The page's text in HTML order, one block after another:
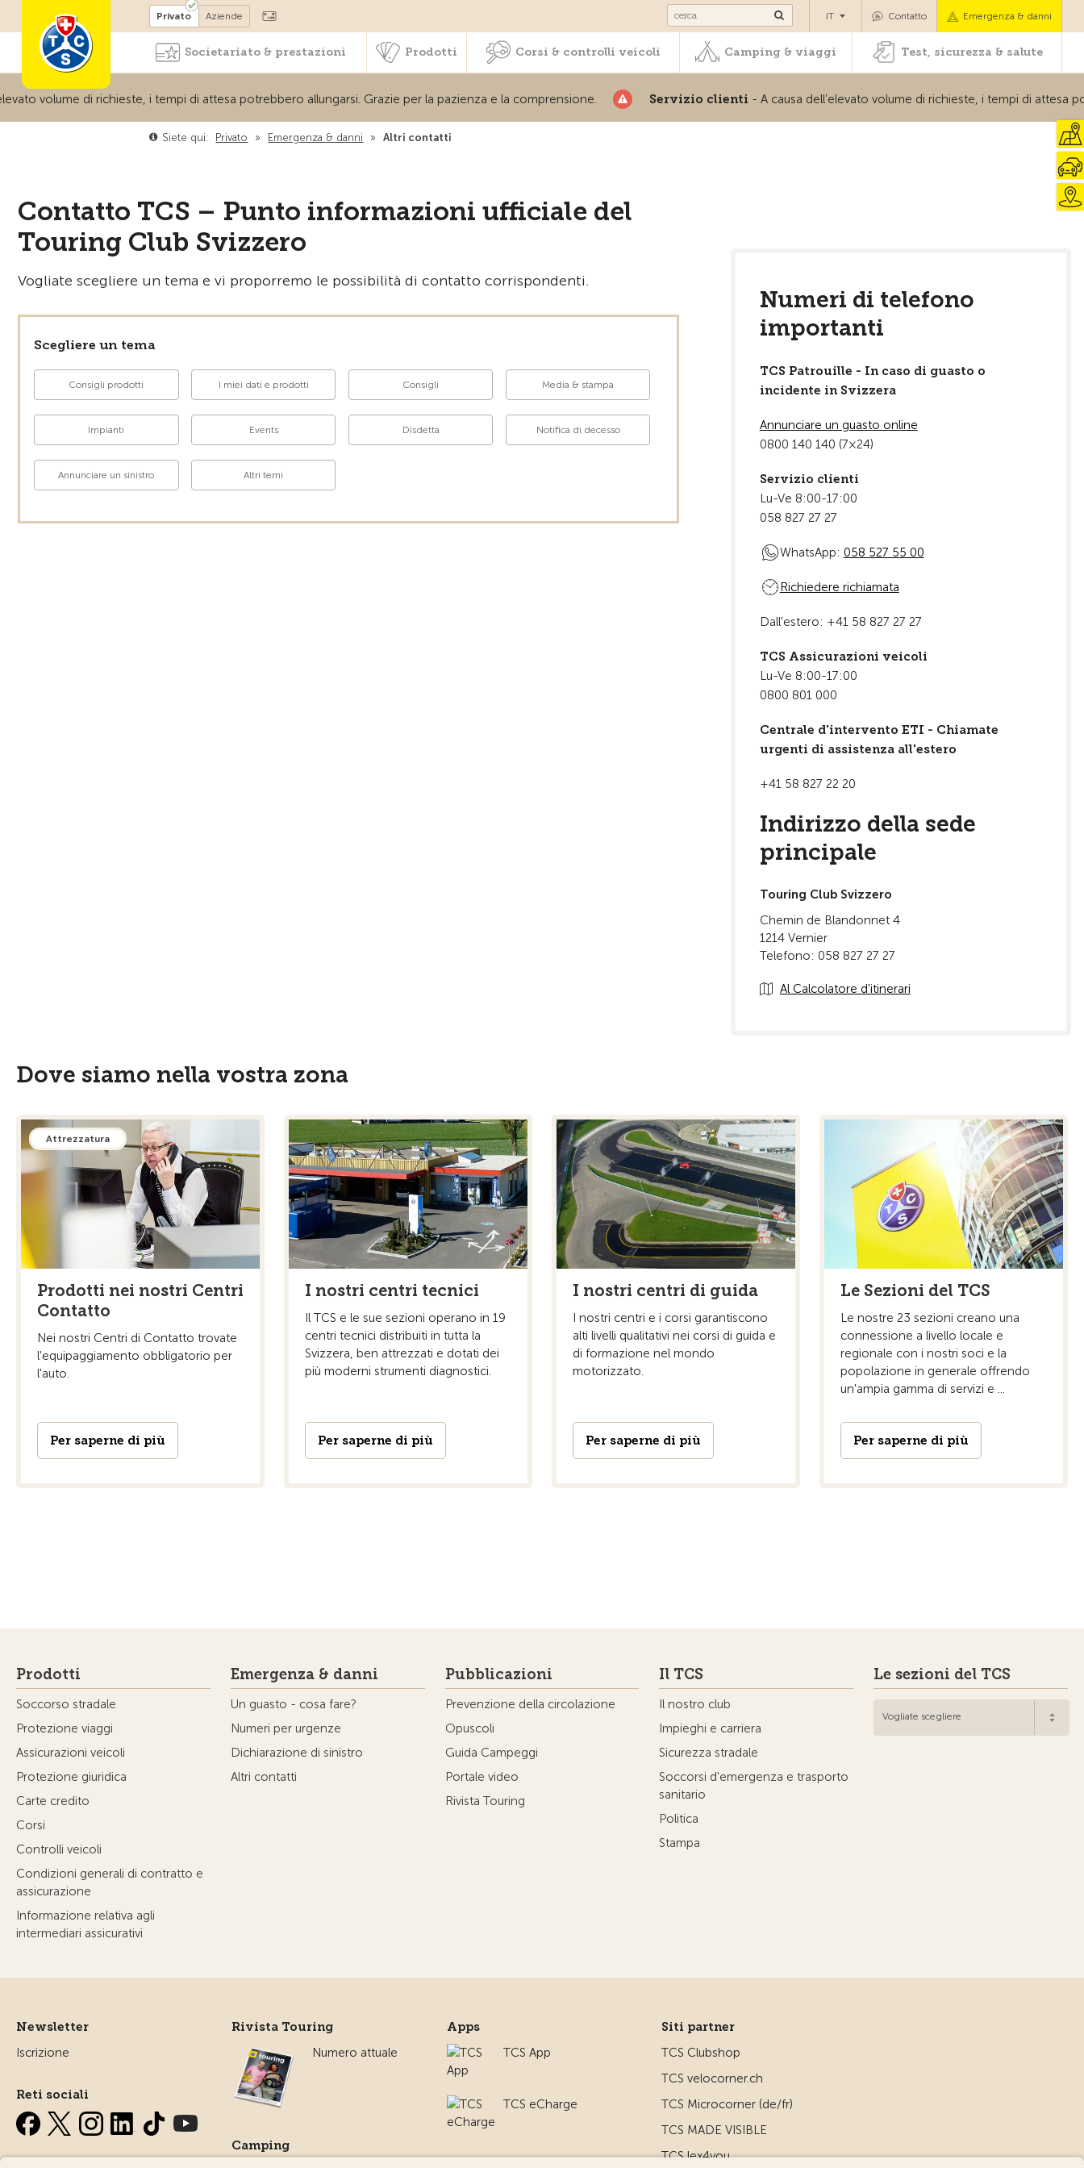
Diventare socio Corsi & controlli veicoli Camping & viaggi Test, sicurezza & salute
Privato Aziende Contatto Emergenza & danni
IT
Societariato & prestazioni Prodotti Corsi & controlli veicoli Camping & viaggi Test, sicurezza & salute
volume di richieste, i tempi di attesa potrebbero allungarsi. Grazie per la pazienza e la comprensione. Servizio clienti- A causa dell’elevato volume di richieste, i tempi di attesa
Siete qui: Privato » Emergenza & danni » Altri contatti
Contatto TCS – Punto informazioni ufficiale del
Touring Club Svizzero
Vogliate scegliere un tema e vi proporremo le possibilità di contatto corrispondenti.
Scegliere un tema
Consigli prodotti I miei dati e prodotti Consigli Media & stampa
Impianti Events Disdetta Notifica di decesso
Annunciare un sinistro Altri temi
Numeri di telefono
importanti
TCS Patrouille - In caso di guasto o
incidente in Svizzera
Annunciare un guasto online
0800 140 140 (7×24)
Servizio clienti
Lu-Ve 8:00-17:00
058 827 27 27
WhatsApp: 058 527 55 00
Richiedere richiamata
Dall'estero: +41 58 827 27 27
TCS Assicurazioni veicoli
Lu-Ve 8:00-17:00
0800 801 000
Centrale d'intervento ETI - Chiamate
urgenti di assistenza all'estero
+41 58 827 22 20
Indirizzo della sede
principale
Touring Club Svizzero
Chemin de Blandonnet 4
1214 Vernier
Telefono: 058 827 27 27
Al Calcolatore d'itinerari
Dove siamo nella vostra zona
Attrezzatura
Prodotti nei nostri Centri
Contatto
Nei nostri Centri di Contatto trovate
l'equipaggiamento obbligatorio per
l'auto.
Per saperne di più
I nostri centri tecnici
Il TCS e le sue sezioni operano in 19
centri tecnici distribuiti in tutta la
Svizzera, ben attrezzati e dotati dei
più moderni strumenti diagnostici.
Per saperne di più
I nostri centri di guida
I nostri centri e i corsi garantiscono
alti livelli qualitativi nei corsi di guida e
di formazione nel mondo
motorizzato.
Per saperne di più
Le Sezioni del TCS
Le nostre 23 sezioni creano una
connessione a livello locale e
regionale con i nostri soci e la
popolazione in generale offrendo
un'ampia gamma di servizi e ...
Per saperne di più
Prodotti
Soccorso stradale
Protezione viaggi
Assicurazioni veicoli
Protezione giuridica
Carte credito
Corsi
Controlli veicoli
Condizioni generali di contratto e
assicurazione
Informazione relativa agli
intermediari assicurativi
Emergenza & danni
Un guasto - cosa fare?
Numeri per urgenze
Dichiarazione di sinistro
Altri contatti
Pubblicazioni
Prevenzione della circolazione
Opuscoli
Guida Campeggi
Portale video
Rivista Touring
Il TCS
Il nostro club
Impieghi e carriera
Sicurezza stradale
Soccorsi d'emergenza e trasporto
sanitario
Politica
Stampa
Le sezioni del TCS
Vogliate scegliere
Newsletter
Iscrizione
Reti sociali
Rivista Touring
Numero attuale
Camping
Apps
TCS App
TCS eCharge
Siti partner
TCS Clubshop
TCS velocorner.ch
TCS Microcorner (de/fr)
TCS MADE VISIBLE
TCS lex4you